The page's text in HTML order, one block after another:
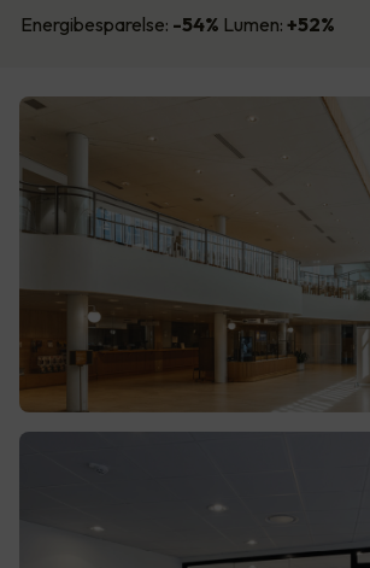
Energibesparelse: -54% Lumen: +52%